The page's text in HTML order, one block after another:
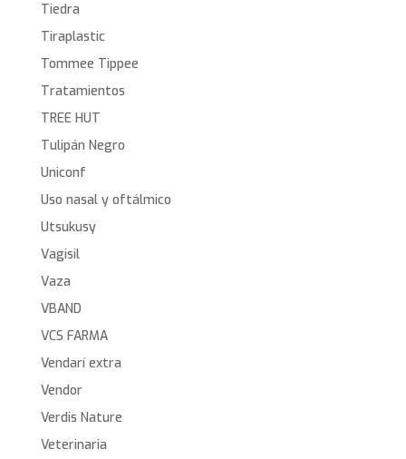
Tiedra
Tiraplastic
Tommee Tippee
Tratamientos
TREE HUT
Tulipán Negro
Uniconf
Uso nasal y oftálmico
Utsukusy
Vagisil
Vaza
VBAND
VCS FARMA
Vendarí extra
Vendor
Verdis Nature
Veterinaria